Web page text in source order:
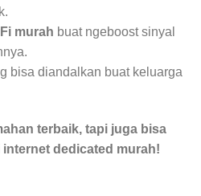
murah buat ngeboost sinyal
bisa diandalkan buat keluarga
terbaik, tapi juga bisa
dedicated murah!